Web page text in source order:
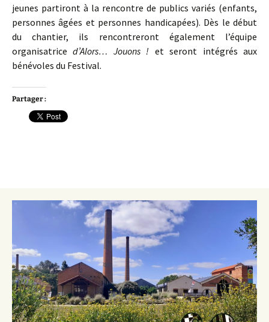
jeunes partiront à la rencontre de publics variés (enfants,
personnes âgées et personnes handicapées). Dès le début
du chantier, ils rencontreront également l’équipe
organisatriced’Alors… Jouons ! et seront intégrés aux
bénévoles du Festival.
Partager :